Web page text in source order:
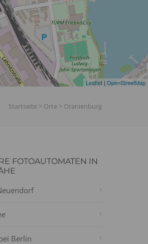
Leaflet | OpenStreetMap
Startseite > Orte > Oranienburg
FOTOAUTOMATEN IN
Berlin